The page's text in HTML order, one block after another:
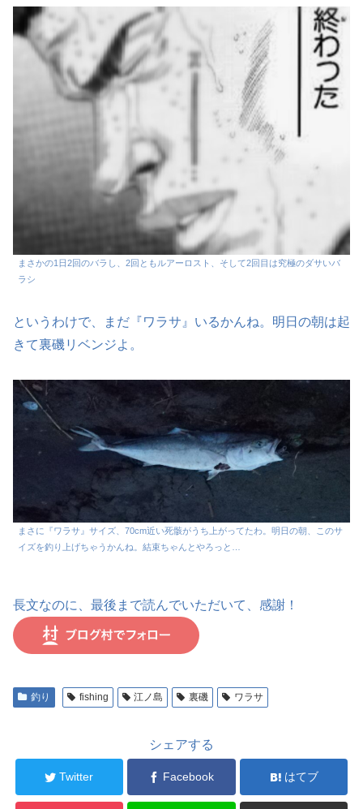
まさかの1日2回のバラし、2回ともルアーロスト、そして2回目は究極のダサいバ
ラシ
というわけで、まだ『ワラサ』いるかんね。明日の朝は起
きて裏磯リベンジよ。
まさに『ワラサ』サイズ、70cm近い死骸がうち上がってたわ。明日の朝、このサ
イズを釣り上げちゃうかんね。結束ちゃんとやろっと…
長文なのに、最後まで読んでいただいて、感謝！
釣り fishing 江ノ島 裏磯 ワラサ
シェアする
Twitter Facebook はてブ